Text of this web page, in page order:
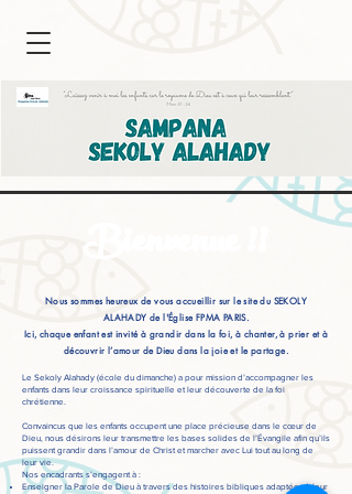
Nous sommes heureux de vous accueillir sur le site du SEKOLY
ALAHADY de l'Église FPMA PARIS.
Ici, chaque enfant est invité à grandir dans la foi, à chanter, à prier et à
découvrir l’amour de Dieu dans la joie et le partage.
Le Sekoly Alahady (école du dimanche) a pour mission d’accompagner les
enfants dans leur croissance spirituelle et leur découverte de la foi
chrétienne.
Convaincus que les enfants occupent une place précieuse dans le cœur de
Dieu, nous désirons leur transmettre les bases solides de l’Évangile afin qu’ils
puissent grandir dans l’amour de Christ et marcher avec Lui tout au long de
leur vie.
Nos encadrants s’engagent à :
Enseigner la Parole de Dieu à travers des histoires bibliques adaptées à leur